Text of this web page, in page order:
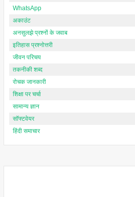
WhatsApp
अकाउंट
अनसुलझे प्रश्नों के जवाब
इतिहास प्रश्नोत्तरी
जीवन परिचय
तकनीकी शब्द
रोचक जानकारी
शिक्षा पर चर्चा
सामान्य ज्ञान
सॉफ्टवेयर
हिंदी समाचार